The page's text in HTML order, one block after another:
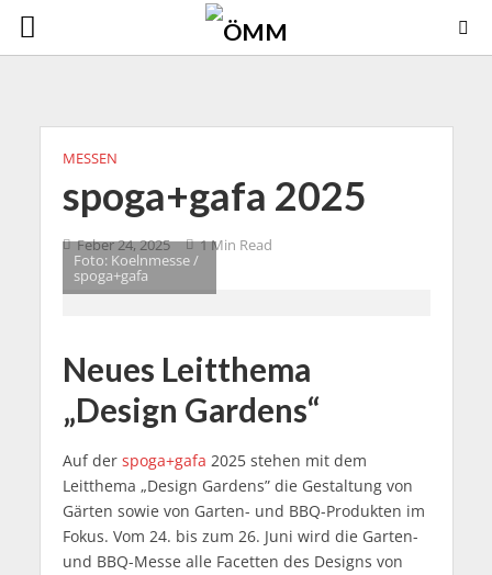
MESSEN
spoga+gafa 2025
Feber 24, 2025 1 Min Read
Foto: Koelnmesse /
spoga+gafa
Neues Leitthema
„Design Gardens“
Auf der spoga+gafa 2025 stehen mit dem
Leitthema „Design Gardens” die Gestaltung von
Gärten sowie von Garten- und BBQ-Produkten im
Fokus. Vom 24. bis zum 26. Juni wird die Garten-
und BBQ-Messe alle Facetten des Designs von